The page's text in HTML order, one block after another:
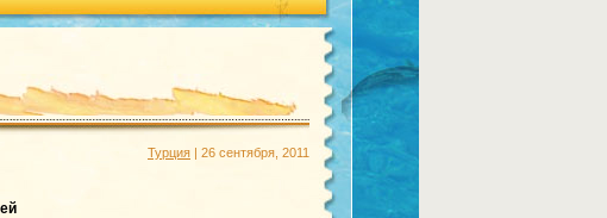
Турция | 26 сентября, 2011